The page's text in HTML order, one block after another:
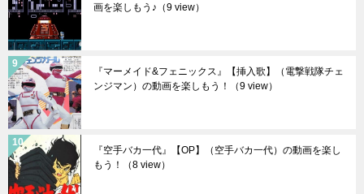
画を楽しもう♪ （9 view）
『マーメイド&フェニックス』【挿入歌】（電撃戦隊チェ
ンジマン）の動画を楽しもう！
（9 view）
『空手バカ一代』【OP】（空手バカ一代）の動画を楽し
もう！
（8 view）